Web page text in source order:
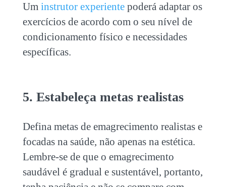
Um instrutor experientepoderá adaptar os
exercícios de acordo com o seu nível de
condicionamento físico e necessidades
específicas.
5. Estabeleça metas realistas
Defina metas de emagrecimento realistas e
focadas na saúde, não apenas na estética.
Lembre-se de que o emagrecimento
saudável é gradual e sustentável, portanto,